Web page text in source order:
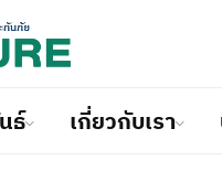
ธ์ เกี่ยวกับเรา